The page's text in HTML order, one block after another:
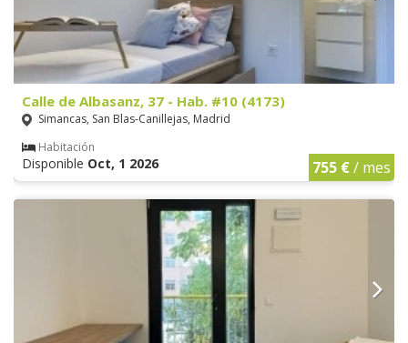
Calle de Albasanz, 37 - Hab. #10 (4173)
Simancas, San Blas-Canillejas, Madrid
Habitación
Disponible Oct, 1 2026 755 €/ mes